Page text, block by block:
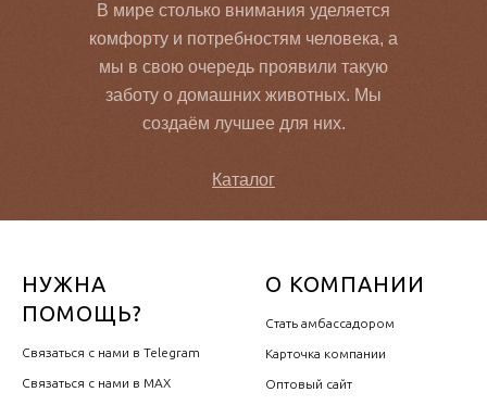
В мире столько внимания уделяется
комфорту и потребностям человека, а
мы в свою очередь проявили такую
заботу о домашних животных. Мы
создаём лучшее для них.
Каталог
НУЖНА
ПОМОЩЬ?
Связаться с нами в Telegram
Связаться с нами в MAX
О КОМПАНИИ
Стать амбассадором
Карточка компании
Оптовый сайт